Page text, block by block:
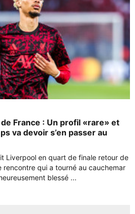
France : Un profil «rare» et
va devoir s’en passer au
Liverpool en quart de finale retour de
rencontre qui a tourné au cauchemar
blessé ...